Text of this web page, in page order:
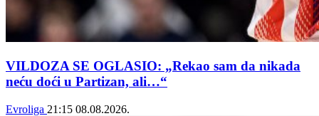
VILDOZA SE OGLASIO: „Rekao sam da nikada
neću doći u Partizan, ali…“
Evroliga 21:15 08.08.2026.